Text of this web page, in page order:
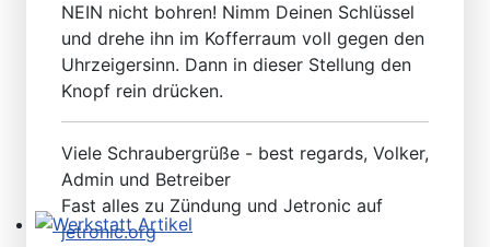
NEIN nicht bohren! Nimm Deinen Schlüssel
und drehe ihn im Kofferraum voll gegen den
Uhrzeigersinn. Dann in dieser Stellung den
Knopf rein drücken.
Viele Schraubergrüße - best regards, Volker,
Admin und Betreiber
Fast alles zu Zündung und Jetronic auf
jetronic.org